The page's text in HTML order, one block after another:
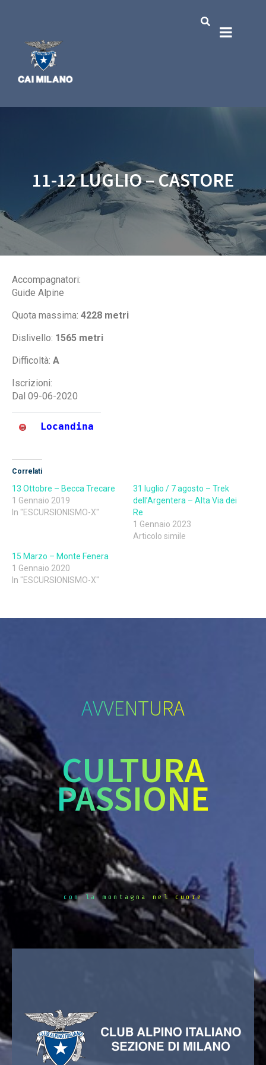
11-12 LUGLIO – CASTORE
Accompagnatori:
Guide Alpine
Quota massima: 4228 metri
Dislivello: 1565 metri
Difficoltà: A
Iscrizioni:
Dal 09-06-2020
Locandina
Correlati
13 Ottobre – Becca Trecare
1 Gennaio 2019
In "ESCURSIONISMO-X"
31 luglio / 7 agosto – Trek
dell’Argentera – Alta Via dei
Re
1 Gennaio 2023
Articolo simile
15 Marzo – Monte Fenera
1 Gennaio 2020
In "ESCURSIONISMO-X"
AVVENTURA
CULTURA
PASSIONE
con la montagna nel cuore